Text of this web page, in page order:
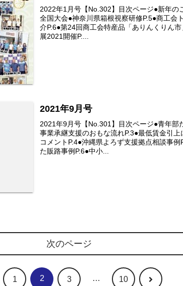
2022年1月号【No.302】目次ページ●新年の
全国大会●神奈川県箱根視察研修P.5●商工会
介P.6●第24回商工会特産品「ありんくりん
展2021開催P....
2021年9月号
2021年9月号【No.301】目次ページ●青年部
事業承継支援のおもな流れP.3●最低賃金引
コメントP.4●沖縄県よろず支援拠点相談事
た販路事例P.6●中小...
次のページ
1 2 3 … 10 次